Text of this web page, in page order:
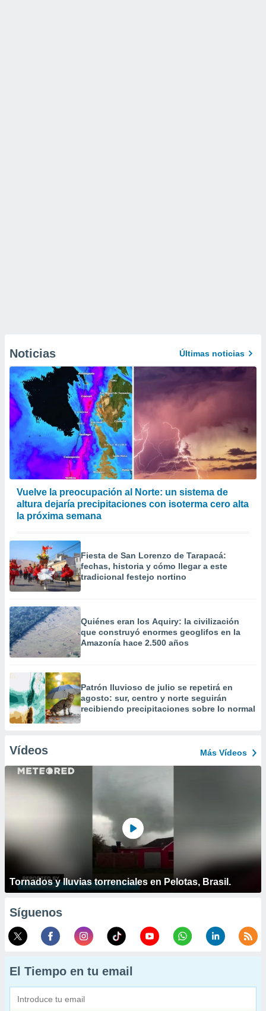
Noticias Últimas noticias
Vuelve la preocupación al Norte: un sistema de
altura dejaría precipitaciones con isoterma cero alta
la próxima semana
Fiesta de San Lorenzo de Tarapacá:
fechas, historia y cómo llegar a este
tradicional festejo nortino
Quiénes eran los Aquiry: la civilización
que construyó enormes geoglifos en la
Amazonía hace 2.500 años
Patrón lluvioso de julio se repetirá en
agosto: sur, centro y norte seguirán
recibiendo precipitaciones sobre lo normal
Vídeos Más Vídeos
Tornados y lluvias torrenciales en Pelotas, Brasil.
Síguenos
El Tiempo en tu email